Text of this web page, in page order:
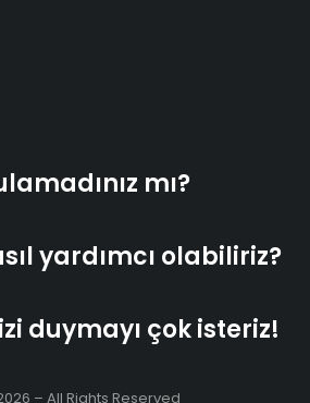
mı?
yardımcı olabiliriz?
duymayı çok isteriz!
– All Rights Reserved